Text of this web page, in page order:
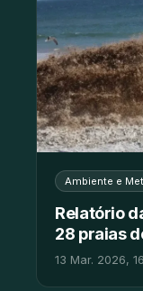
Ambiente e
Relatório
28 praias
13 Mar. 2026,